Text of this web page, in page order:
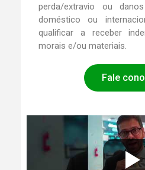
perda/extravio ou
doméstico ou
qualificar a receber
morais e/ou materiais.
Fale